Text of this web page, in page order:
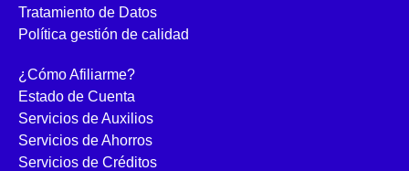
Tratamiento de Datos
Política gestión de calidad
¿Cómo Afiliarme?
Estado de Cuenta
Servicios de Auxilios
Servicios de Ahorros
Servicios de Créditos